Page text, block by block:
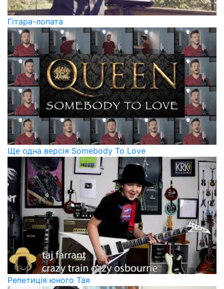
Гітара-лопата
Ще одна версія Somebody To Love
Репетиція юного Тая